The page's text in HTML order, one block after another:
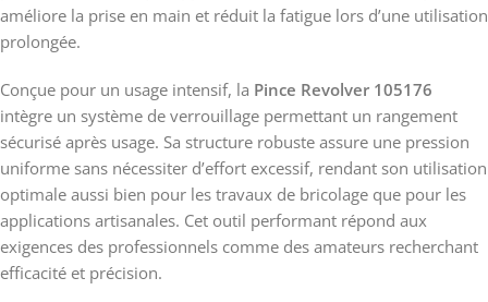
améliore la prise en main et réduit la fatigue lors d’une utilisation
prolongée.
Conçue pour un usage intensif, la Pince Revolver 105176
intègre un système de verrouillage permettant un rangement
sécurisé après usage. Sa structure robuste assure une pression
uniforme sans nécessiter d’effort excessif, rendant son utilisation
optimale aussi bien pour les travaux de bricolage que pour les
applications artisanales. Cet outil performant répond aux
exigences des professionnels comme des amateurs recherchant
efficacité et précision.